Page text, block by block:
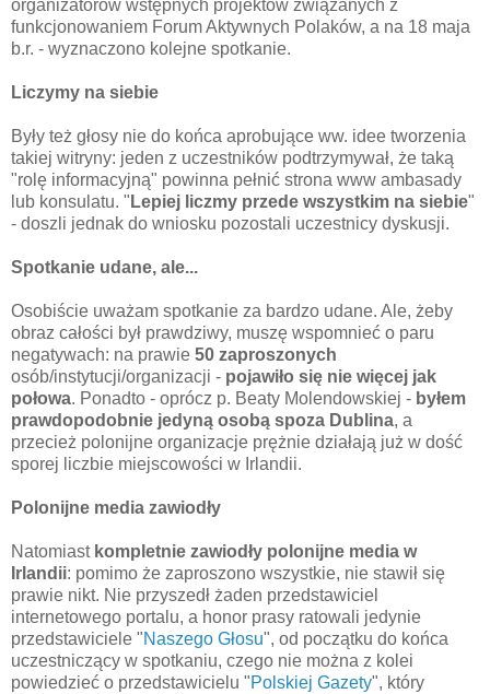
organizatorów wstępnych projektów związanych z
funkcjonowaniem Forum Aktywnych Polaków, a na 18 maja
b.r. - wyznaczono kolejne spotkanie.
Liczymy na siebie
Były też głosy nie do końca aprobujące ww. idee tworzenia
takiej witryny: jeden z uczestników podtrzymywał, że taką
"rolę informacyjną" powinna pełnić strona www ambasady
lub konsulatu. " Lepiej liczmy przede wszystkim na siebie"
- doszli jednak do wniosku pozostali uczestnicy dyskusji.
Spotkanie udane, ale...
Osobiście uważam spotkanie za bardzo udane. Ale, żeby
obraz całości był prawdziwy, muszę wspomnieć o paru
negatywach: na prawie 50 zaproszonych
osób/instytucji/organizacji - pojawiło się nie więcej jak
połowa. Ponadto - oprócz p. Beaty Molendowskiej - byłem
prawdopodobnie jedyną osobą spoza Dublina, a
przecież polonijne organizacje prężnie działają już w dość
sporej liczbie miejscowości w Irlandii.
Polonijne media zawiodły
Natomiast kompletnie zawiodły polonijne media w
Irlandii: pomimo że zaproszono wszystkie, nie stawił się
prawie nikt. Nie przyszedł żaden przedstawiciel
internetowego portalu, a honor prasy ratowali jedynie
przedstawiciele "Naszego Głosu", od początku do końca
uczestniczący w spotkaniu, czego nie można z kolei
powiedzieć o przedstawicielu "Polskiej Gazety", który